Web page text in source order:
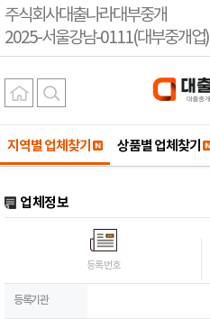
주식회사대출나라대부중개
2025-서울강남-0111(대부중개업)
지역별 업체찾기 상품별 업체찾기
업체정보
등록번호
등록기관